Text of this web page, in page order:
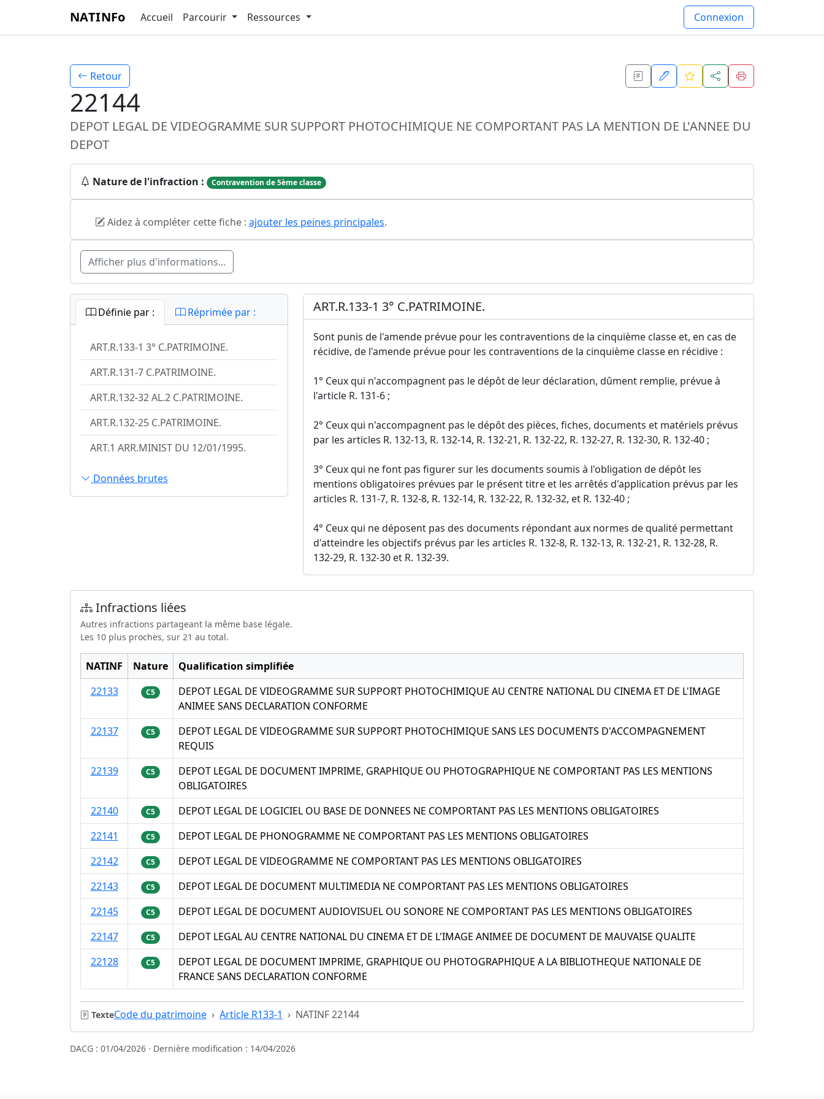
NATINFo Accueil Parcourir Ressources Connexion
Retour
22144
DEPOT LEGAL DE VIDEOGRAMME SUR SUPPORT PHOTOCHIMIQUE NE COMPORTANT PAS LA MENTION DE L'ANNEE DU
DEPOT
Nature de l'infraction : Contravention de 5ème classe
Aidez à compléter cette fiche : ajouter les peines principales.
Afficher plus d'informations...
Définie par : Réprimée par :
ART.R.133-1 3° C.PATRIMOINE.
ART.R.131-7 C.PATRIMOINE.
ART.R.132-32 AL.2 C.PATRIMOINE.
ART.R.132-25 C.PATRIMOINE.
ART.1 ARR.MINIST DU 12/01/1995.
Données brutes
ART.R.133-1 3° C.PATRIMOINE.
Sont punis de l'amende prévue pour les contraventions de la cinquième classe et, en cas de
récidive, de l'amende prévue pour les contraventions de la cinquième classe en récidive :
1° Ceux qui n'accompagnent pas le dépôt de leur déclaration, dûment remplie, prévue à
l'article R. 131-6 ;
2° Ceux qui n'accompagnent pas le dépôt des pièces, fiches, documents et matériels prévus
par les articles R. 132-13, R. 132-14, R. 132-21, R. 132-22, R. 132-27, R. 132-30, R. 132-40 ;
3° Ceux qui ne font pas figurer sur les documents soumis à l'obligation de dépôt les
mentions obligatoires prévues par le présent titre et les arrêtés d'application prévus par les
articles R. 131-7, R. 132-8, R. 132-14, R. 132-22, R. 132-32, et R. 132-40 ;
4° Ceux qui ne déposent pas des documents répondant aux normes de qualité permettant
d'atteindre les objectifs prévus par les articles R. 132-8, R. 132-13, R. 132-21, R. 132-28, R.
132-29, R. 132-30 et R. 132-39.
Infractions liées
Autres infractions partageant la même base légale.
Les 10 plus proches, sur 21 au total.
NATINF Nature
Qualification simplifiée
22133
C5
DEPOT LEGAL DE VIDEOGRAMME SUR SUPPORT PHOTOCHIMIQUE AU CENTRE NATIONAL DU CINEMA ET DE L'IMAGE
ANIMEE SANS DECLARATION CONFORME
22137
C5
DEPOT LEGAL DE VIDEOGRAMME SUR SUPPORT PHOTOCHIMIQUE SANS LES DOCUMENTS D'ACCOMPAGNEMENT
REQUIS
22139
C5
DEPOT LEGAL DE DOCUMENT IMPRIME, GRAPHIQUE OU PHOTOGRAPHIQUE NE COMPORTANT PAS LES MENTIONS
OBLIGATOIRES
22140
C5
DEPOT LEGAL DE LOGICIEL OU BASE DE DONNEES NE COMPORTANT PAS LES MENTIONS OBLIGATOIRES
22141
C5
DEPOT LEGAL DE PHONOGRAMME NE COMPORTANT PAS LES MENTIONS OBLIGATOIRES
22142
C5
DEPOT LEGAL DE VIDEOGRAMME NE COMPORTANT PAS LES MENTIONS OBLIGATOIRES
22143
C5
DEPOT LEGAL DE DOCUMENT MULTIMEDIA NE COMPORTANT PAS LES MENTIONS OBLIGATOIRES
22145
C5
DEPOT LEGAL DE DOCUMENT AUDIOVISUEL OU SONORE NE COMPORTANT PAS LES MENTIONS OBLIGATOIRES
22147
C5
DEPOT LEGAL AU CENTRE NATIONAL DU CINEMA ET DE L'IMAGE ANIMEE DE DOCUMENT DE MAUVAISE QUALITE
22128
C5
DEPOT LEGAL DE DOCUMENT IMPRIME, GRAPHIQUE OU PHOTOGRAPHIQUE A LA BIBLIOTHEQUE NATIONALE DE
FRANCE SANS DECLARATION CONFORME
TexteCode du patrimoine Article R133-1 NATINF 22144
DACG : 01/04/2026 · Dernière modification : 14/04/2026